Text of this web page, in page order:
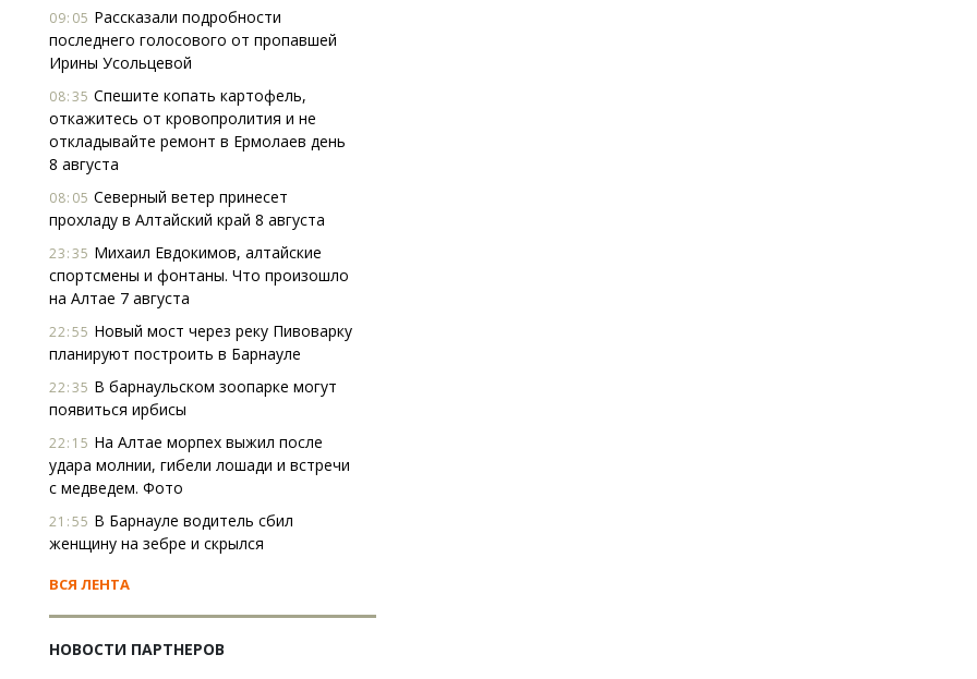
09:05 Рассказали подробности
последнего голосового от пропавшей
Ирины Усольцевой
08:35 Спешите копать картофель,
откажитесь от кровопролития и не
откладывайте ремонт в Ермолаев день
8 августа
08:05 Северный ветер принесет
прохладу в Алтайский край 8 августа
23:35 Михаил Евдокимов, алтайские
спортсмены и фонтаны. Что произошло
на Алтае 7 августа
22:55 Новый мост через реку Пивоварку
планируют построить в Барнауле
22:35 В барнаульском зоопарке могут
появиться ирбисы
22:15 На Алтае морпех выжил после
удара молнии, гибели лошади и встречи
с медведем. Фото
21:55 В Барнауле водитель сбил
женщину на зебре и скрылся
ВСЯ ЛЕНТА
НОВОСТИ ПАРТНЕРОВ